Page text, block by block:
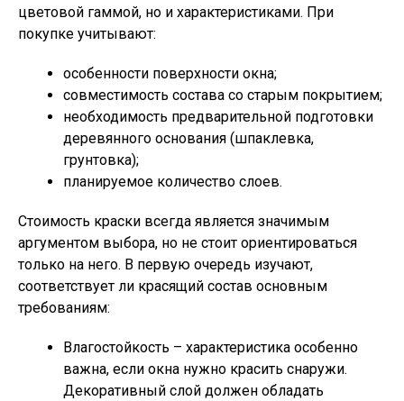
цветовой гаммой, но и характеристиками. При
покупке учитывают:
особенности поверхности окна;
совместимость состава со старым покрытием;
необходимость предварительной подготовки
деревянного основания (шпаклевка,
грунтовка);
планируемое количество слоев.
Стоимость краски всегда является значимым
аргументом выбора, но не стоит ориентироваться
только на него. В первую очередь изучают,
соответствует ли красящий состав основным
требованиям:
Влагостойкость – характеристика особенно
важна, если окна нужно красить снаружи.
Декоративный слой должен обладать